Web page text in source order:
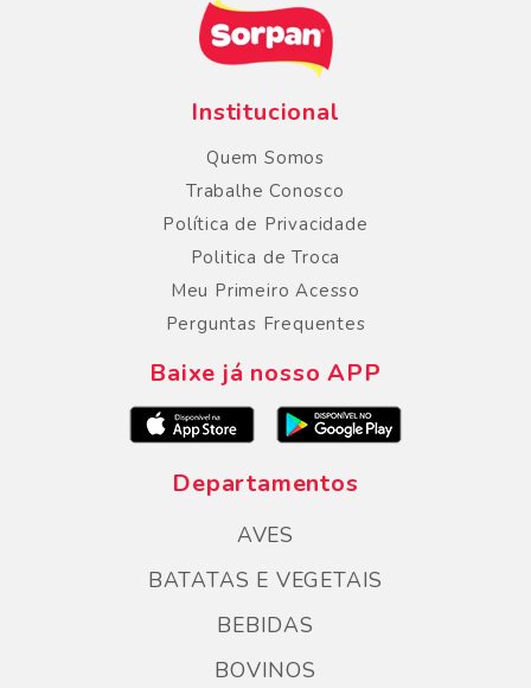
Institucional
Quem Somos
Trabalhe Conosco
Política de Privacidade
Politica de Troca
Meu Primeiro Acesso
Perguntas Frequentes
Baixe já nosso APP
Departamentos
AVES
BATATAS E VEGETAIS
BEBIDAS
BOVINOS